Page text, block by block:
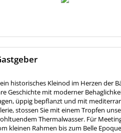
historisches Kleinod im Herzen der
Geschichte mit moderner
üppig bepflanzt und mit
stossen Sie mit einem Tropfen
Thermalwasser. Für
kleinen Rahmen bis zum Belle